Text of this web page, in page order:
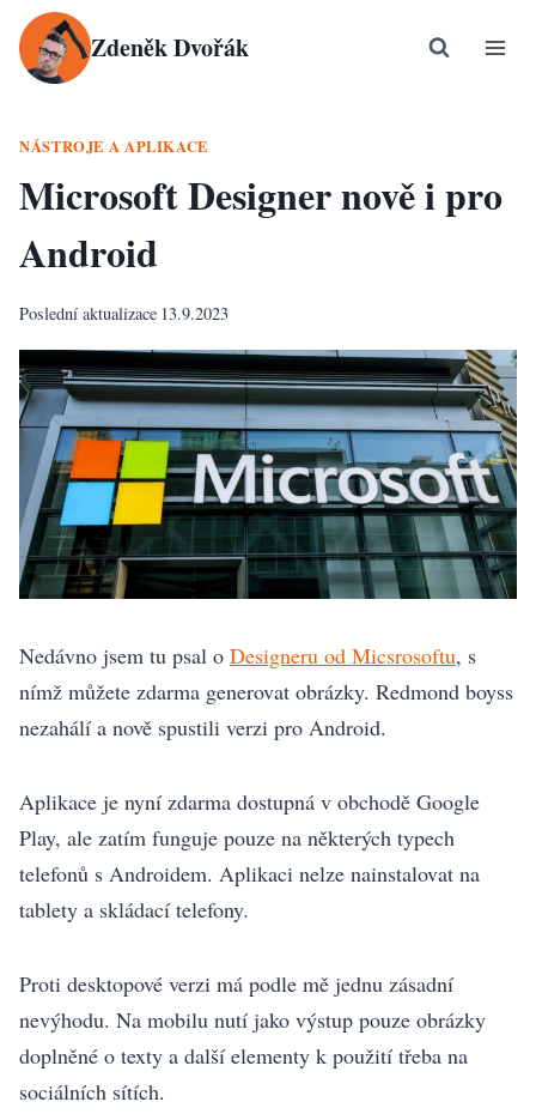
Přeskočit
obsah
Zdeněk Dvořák
NÁSTROJE A APLIKACE
Microsoft Designer nově i pro
Android
Poslední aktualizace 13.9.2023
Nedávno jsem tu psal o Designeru od Micsrosoftu, s
nímž můžete zdarma generovat obrázky. Redmond boyss
nezahálí a nově spustili verzi pro Android.
Aplikace je nyní zdarma dostupná v obchodě Google
Play, ale zatím funguje pouze na některých typech
telefonů s Androidem. Aplikaci nelze nainstalovat na
tablety a skládací telefony.
Proti desktopové verzi má podle mě jednu zásadní
nevýhodu. Na mobilu nutí jako výstup pouze obrázky
doplněné o texty a další elementy k použití třeba na
sociálních sítích.